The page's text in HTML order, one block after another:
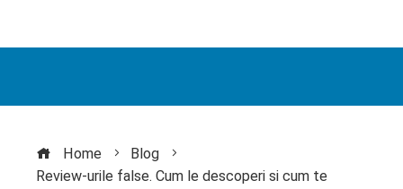
Home
Blog
Review-urile false. Cum le descoperi si cum te